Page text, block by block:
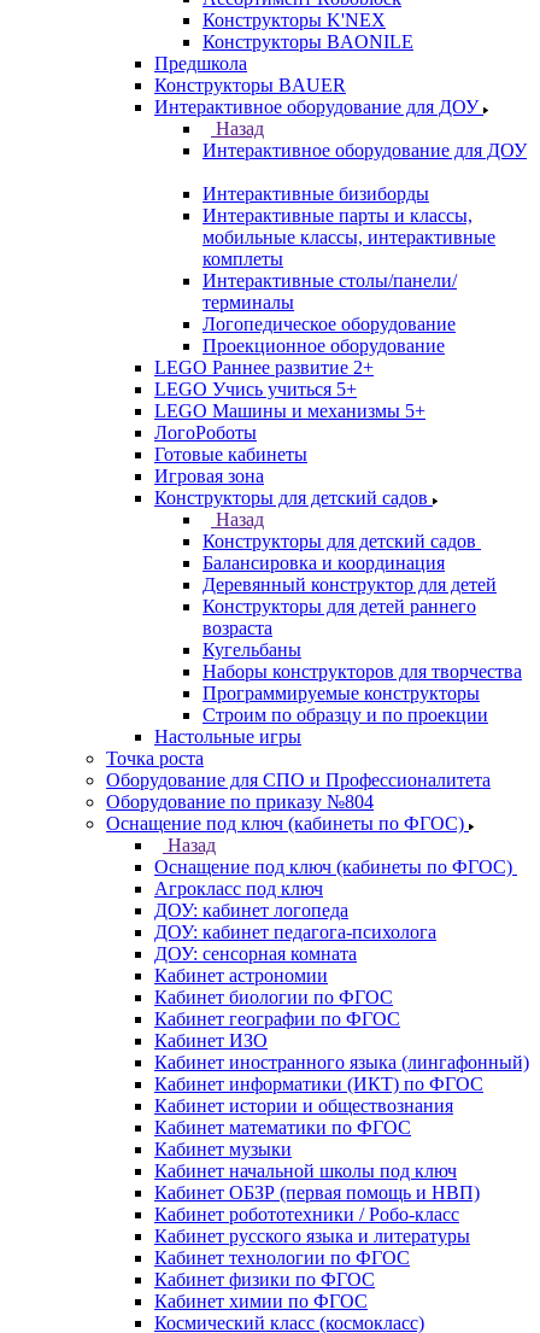
Конструкторы K'NEX
Конструкторы BAONILE
Предшкола
Конструкторы BAUER
Интерактивное оборудование для ДОУ
Назад
Интерактивное оборудование для ДОУ
Интерактивные бизиборды
Интерактивные парты и классы,
мобильные классы, интерактивные
комплеты
Интерактивные столы/панели/
терминалы
Логопедическое оборудование
Проекционное оборудование
LEGO Раннее развитие 2+
LEGO Учись учиться 5+
LEGO Машины и механизмы 5+
ЛогоРоботы
Готовые кабинеты
Игровая зона
Конструкторы для детский садов
Назад
Конструкторы для детский садов
Балансировка и координация
Деревянный конструктор для детей
Конструкторы для детей раннего
возраста
Кугельбаны
Наборы конструкторов для творчества
Программируемые конструкторы
Строим по образцу и по проекции
Настольные игры
Точка роста
Оборудование для СПО и Профессионалитета
Оборудование по приказу №804
Оснащение под ключ (кабинеты по ФГОС)
Назад
Оснащение под ключ (кабинеты по ФГОС)
Агрокласс под ключ
ДОУ: кабинет логопеда
ДОУ: кабинет педагога-психолога
ДОУ: сенсорная комната
Кабинет астрономии
Кабинет биологии по ФГОС
Кабинет географии по ФГОС
Кабинет ИЗО
Кабинет иностранного языка (лингафонный)
Кабинет информатики (ИКТ) по ФГОС
Кабинет истории и обществознания
Кабинет математики по ФГОС
Кабинет музыки
Кабинет начальной школы под ключ
Кабинет ОБЗР (первая помощь и НВП)
Кабинет робототехники / Робо-класс
Кабинет русского языка и литературы
Кабинет технологии по ФГОС
Кабинет физики по ФГОС
Кабинет химии по ФГОС
Космический класс (космокласс)